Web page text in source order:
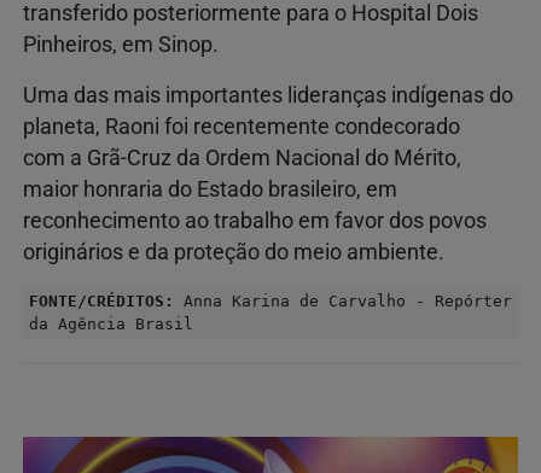
transferido posteriormente para o Hospital Dois
Pinheiros, em Sinop.
Uma das mais importantes lideranças indígenas do
planeta, Raoni foi recentemente condecorado
com a Grã-Cruz da Ordem Nacional do Mérito,
maior honraria do Estado brasileiro, em
reconhecimento ao trabalho em favor dos povos
originários e da proteção do meio ambiente.
FONTE/CRÉDITOS:
Anna Karina de Carvalho - Repórter
da Agência Brasil